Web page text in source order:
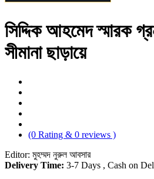
সিদ্দিক আহমেদ স্মারক
সীমানা ছাড়ায়ে
(0 Rating & 0 reviews )
Editor: মুহম্মদ নুরুল আবসার
Delivery Time: 3-7 Days , Cash on